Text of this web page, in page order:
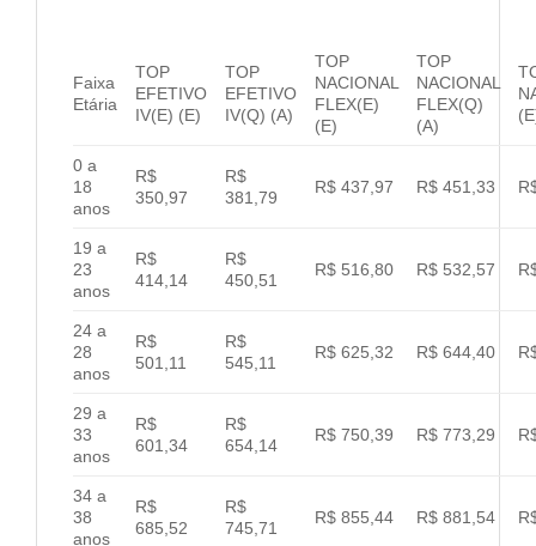
Faixa
Etária
TOP
EFETIVO
IV(E) (E)
TOP
EFETIVO
IV(Q) (A)
TOP
NACIONAL
FLEX(E)
(E)
TOP
NACIONAL
FLEX(Q)
(A)
0 a
18
anos
R$
350,97
R$
381,79
R$ 437,97 R$ 451,33
19 a
23
anos
R$
414,14
R$
450,51
R$ 516,80 R$ 532,57
24 a
28
anos
R$
501,11
R$
545,11
R$ 625,32 R$ 644,40
29 a
33
anos
R$
601,34
R$
654,14
R$ 750,39 R$ 773,29
34 a
38
anos
R$
685,52
R$
745,71
R$ 855,44 R$ 881,54